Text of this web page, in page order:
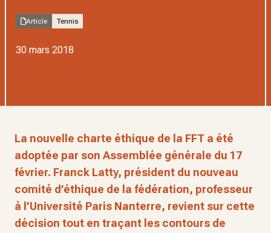
Article Tennis
30 mars 2018
La nouvelle charte éthique de la FFT a été
adoptée par son Assemblée générale du 17
février. Franck Latty, président du nouveau
comité d’éthique de la fédération, professeur
à l’Université Paris Nanterre, revient sur cette
décision tout en traçant les contours de